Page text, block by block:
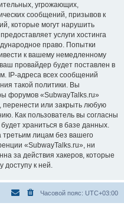
угрожающих,
сообщений, призывов к
которые могут нарушить
услуги хостинга
право. Попытки
к вашему немедленному
провайдер будет поставлен в
IP-адреса всех сообщений
такой политики. Вы
форумов «SubwayTalks.ru»
перенести или закрыть любую
Как пользователь вы согласны
храниться в базе данных.
лицам без вашего
«SubwayTalks.ru», ни
за действия хакеров, которые
доступу к ней.
Часовой пояс: UTC+03:00